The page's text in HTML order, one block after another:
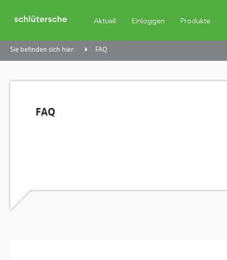
Aktuell Einloggen Produkte
Sie befinden sich hier: FAQ
FAQ